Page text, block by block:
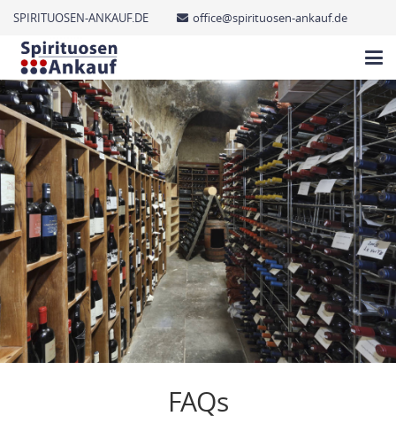
SPIRITUOSEN-ANKAUF.DE office@spirituosen-ankauf.de
FAQs